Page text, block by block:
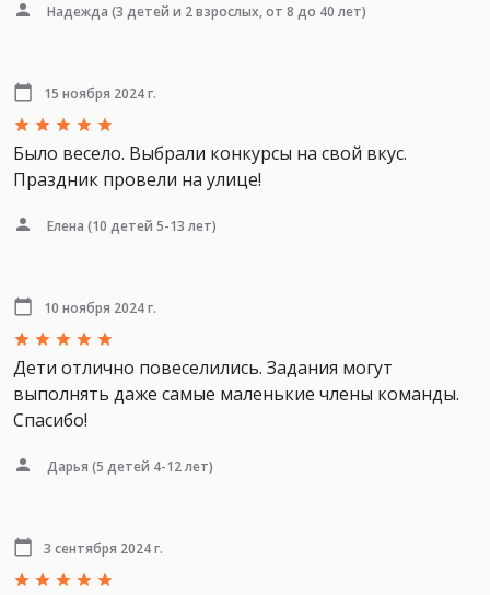
Надежда (3 детей и 2 взрослых, от 8 до 40 лет)
15 ноября 2024 г.
Было весело. Выбрали конкурсы на свой вкус.
Праздник провели на улице!
Елена (10 детей 5-13 лет)
10 ноября 2024 г.
Дети отлично повеселились. Задания могут
выполнять даже самые маленькие члены команды.
Спасибо!
Дарья (5 детей 4-12 лет)
3 сентября 2024 г.